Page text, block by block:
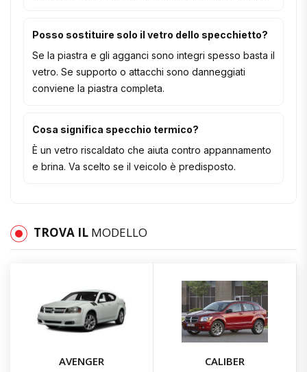
Posso sostituire solo il vetro dello specchietto?
Se la piastra e gli agganci sono integri spesso basta il
vetro. Se supporto o attacchi sono danneggiati
conviene la piastra completa.
Cosa significa specchio termico?
È un vetro riscaldato che aiuta contro appannamento
e brina. Va scelto se il veicolo è predisposto.
TROVA IL MODELLO
AVENGER CALIBER